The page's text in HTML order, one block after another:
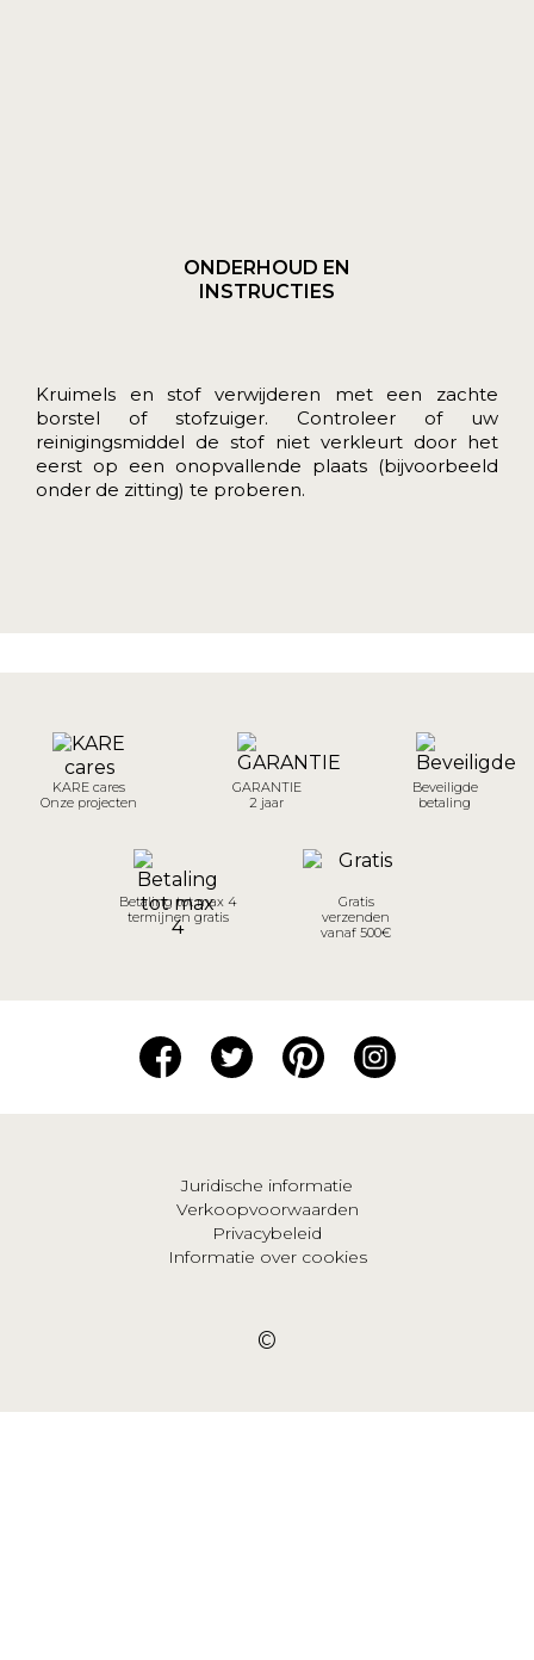
ONDERHOUD EN
INSTRUCTIES
Kruimels en stof verwijderen met een zachte
borstel of stofzuiger. Controleer of uw
reinigingsmiddel de stof niet verkleurt door het
eerst op een onopvallende plaats (bijvoorbeeld
onder de zitting) te proberen.
KARE cares
Onze projecten
GARANTIE
2 jaar
Beveiligde
betaling
Betaling tot max 4
termijnen gratis
Gratis
verzenden
vanaf 500€
Juridische informatie
Verkoopvoorwaarden
Privacybeleid
Informatie over cookies
©